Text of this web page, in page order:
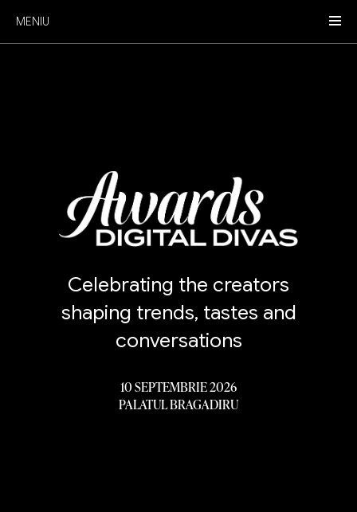
MENIU
Celebrating the creators
shaping trends, tastes and
conversations
10 SEPTEMBRIE 2026
PALATUL BRAGADIRU